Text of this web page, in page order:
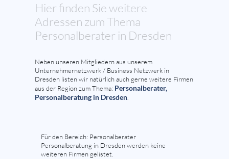
Hier finden Sie weitere
Adressen zum Thema
Personalberater in Dresden
Neben unseren Mitgliedern aus unserem
Unternehmernetzwerk / Business Netzwerk in
Dresden listen wir natürlich auch gerne weitere Firmen
aus der Region zum Thema: Personalberater,
Personalberatung in Dresden
Für den Bereich: Personalberater
Personalberatung in Dresden werden keine
weiteren Firmen gelistet.